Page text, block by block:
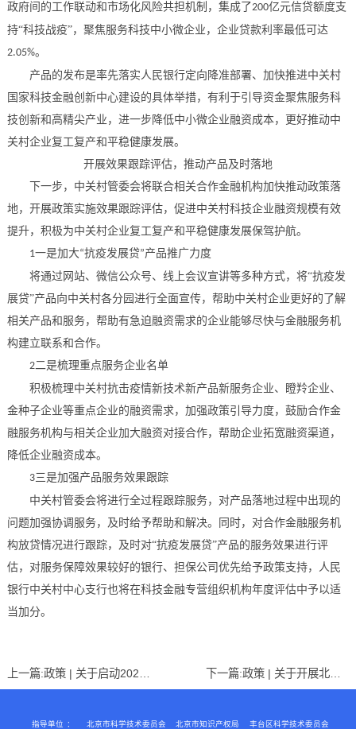
政府间的工作联动和市场化风险共担机制，集成了200亿元信贷额度支
持“科技战疫”，聚焦服务科技中小微企业，企业贷款利率最低可达
2.05%。
产品的发布是率先落实人民银行定向降准部署、加快推进中关村
国家科技金融创新中心建设的具体举措，有利于引导资金聚焦服务科
技创新和高精尖产业，进一步降低中小微企业融资成本，更好推动中
关村企业复工复产和平稳健康发展。
开展效果跟踪评估，推动产品及时落地
下一步，中关村管委会将联合相关合作金融机构加快推动政策落
地，开展政策实施效果跟踪评估，促进中关村科技企业融资规模有效
提升，积极为中关村企业复工复产和平稳健康发展保驾护航。
1一是加大“抗疫发展贷”产品推广力度
将通过网站、微信公众号、线上会议宣讲等多种方式，将“抗疫发
展贷”产品向中关村各分园进行全面宣传，帮助中关村企业更好的了解
相关产品和服务，帮助有急迫融资需求的企业能够尽快与金融服务机
构建立联系和合作。
2二是梳理重点服务企业名单
积极梳理中关村抗击疫情新技术新产品新服务企业、瞪羚企业、
金种子企业等重点企业的融资需求，加强政策引导力度，鼓励合作金
融服务机构与相关企业加大融资对接合作，帮助企业拓宽融资渠道，
降低企业融资成本。
3三是加强产品服务效果跟踪
中关村管委会将进行全过程跟踪服务，对产品落地过程中出现的
问题加强协调服务，及时给予帮助和解决。同时，对合作金融服务机
构放贷情况进行跟踪，及时对“抗疫发展贷”产品的服务效果进行评
估，对服务保障效果较好的银行、担保公司优先给予政策支持，人民
银行中关村中心支行也将在科技金融专营组织机构年度评估中予以适
当加分。
上一篇: 下一篇: 政策 | 关于开展北京市“专精特新”中小企业自荐工作的通知（2020年）
指导单位 ： 北京市科学技术委员会 北京市知识产权局 丰台区科学技术委员会